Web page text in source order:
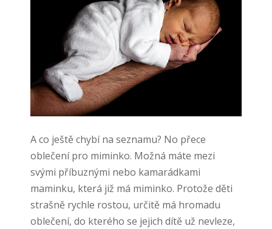
A co ještě chybí na seznamu? No přece
oblečení pro miminko. Možná máte mezi
svými příbuznými nebo kamarádkami
maminku, která již má miminko. Protože děti
strašně rychle rostou, určitě má hromadu
oblečení, do kterého se jejich dítě už nevleze,